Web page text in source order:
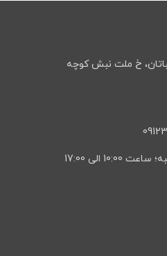
خ ملت نبش كوچه
الی 17:00